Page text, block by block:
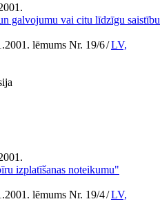
galvojumu vai citu līdzīgu saistību
lēmums Nr. 19/6/LV,
izplatīšanas noteikumu"
lēmums Nr. 19/4/LV,